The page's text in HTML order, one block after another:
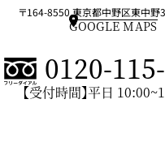
〒164-8550 東京都中野区東中野
GOOGLE MAPS
0120-
【受付時間】平日